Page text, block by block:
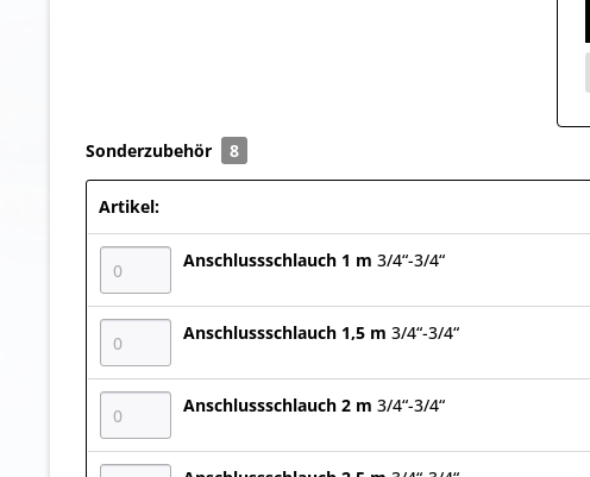
Sonderzubehör 8
Artikel:
Anschlussschlauch 1 m 3/4“-3/4“
Anschlussschlauch 1,5 m 3/4“-3/4“
Anschlussschlauch 2 m 3/4“-3/4“